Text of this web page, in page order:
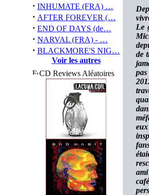
· INHUMATE (FRA) …
· AFTER FOREVER (…
· END OF DAYS (de…
· NARVAL (FRA) - …
· BLACKMORE'S NIG…
Voir les autres
CD Reviews Aléatoires
Le
de